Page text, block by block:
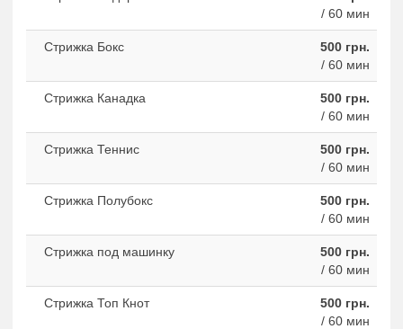
/ 60 мин
Стрижка Бокс
500 грн.
/ 60 мин
Стрижка Канадка
500 грн.
/ 60 мин
Стрижка Теннис
500 грн.
/ 60 мин
Стрижка Полубокс
500 грн.
/ 60 мин
Стрижка под машинку
500 грн.
/ 60 мин
Стрижка Топ Кнот
500 грн.
/ 60 мин